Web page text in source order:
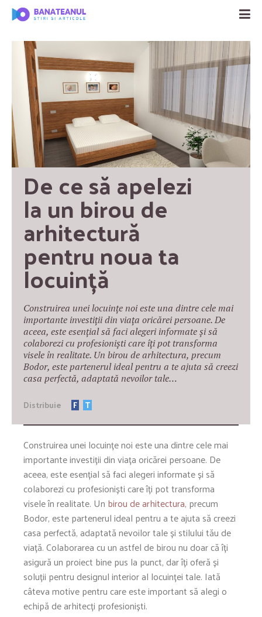
De ce să apelezi
la un birou de
arhitectură
pentru noua ta
locuință
Construirea unei locuințe noi este una dintre cele mai
importante investiții din viața oricărei persoane. De
aceea, este esențial să faci alegeri informate și să
colaborezi cu profesioniști care îți pot transforma
visele în realitate. Un birou de arhitectura, precum
Bodor, este partenerul ideal pentru a te ajuta să creezi
casa perfectă, adaptată nevoilor tale…
Distribuie F T
Construirea unei locuințe noi este una dintre cele mai
importante investiții din viața oricărei persoane. De
aceea, este esențial să faci alegeri informate și să
colaborezi cu profesioniști care îți pot transforma
visele în realitate. Un birou de arhitectura, precum
Bodor, este partenerul ideal pentru a te ajuta să creezi
casa perfectă, adaptată nevoilor tale și stilului tău de
viață. Colaborarea cu un astfel de birou nu doar că îți
asigură un proiect bine pus la punct, dar îți oferă și
soluții pentru designul interior al locuinței tale. Iată
câteva motive pentru care este important să alegi o
echipă de arhitecți profesioniști.